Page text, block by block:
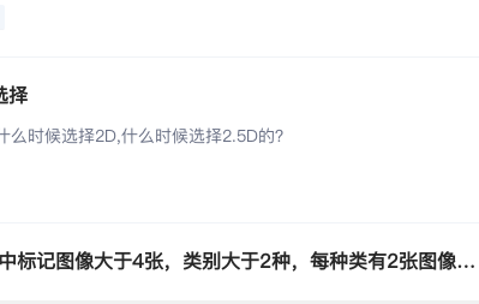
择
时候选择2D,什么时候选择2.5D的？
VM4.4版本，ML分类在训练中标记图像大于4张，类别大于2种，每种类有2张图像，报错：前置条件有误